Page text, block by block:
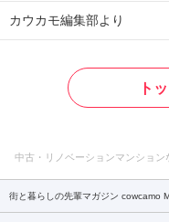
カウカモ編集部より
ト
中古・リノベーションマンション
街と暮らしの先輩マガジン cowcamo